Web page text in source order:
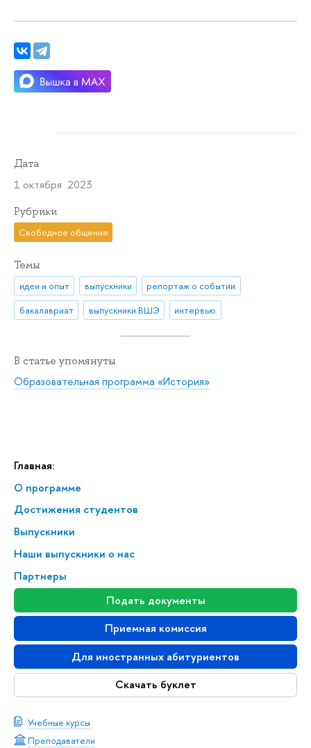
Главная:
О программе
Достижения студентов
Выпускники
Наши выпускники о нас
Партнеры
Подать документы
Приемная комиссия
Для иностранных абитуриентов
Скачать буклет
Учебные курсы
Преподаватели
Дата
1 октября 2023
Рубрики
Свободное общение
Темы
идеи и опыт выпускники
репортаж о событии
бакалавриат
выпускники ВШЭ интервью
В статье упомянуты
Образовательная программа «История»